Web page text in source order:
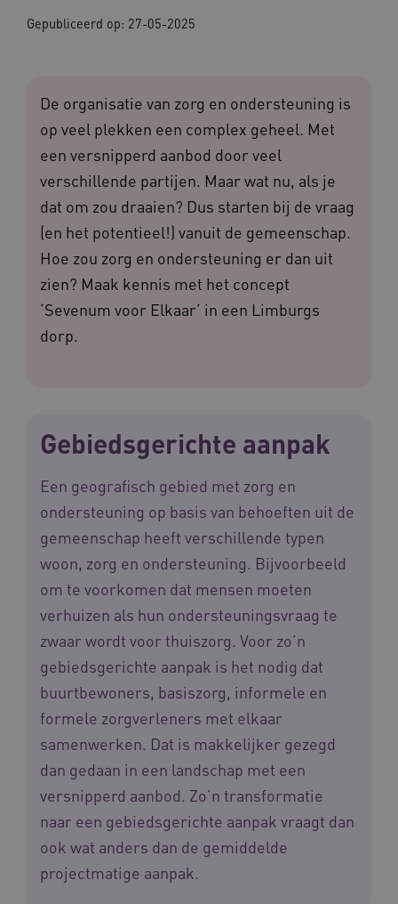
Gepubliceerd op: 27-05-2025
De organisatie van zorg en ondersteuning is
op veel plekken een complex geheel. Met
een versnipperd aanbod door veel
verschillende partijen. Maar wat nu, als je
dat om zou draaien? Dus starten bij de vraag
(en het potentieel!) vanuit de gemeenschap.
Hoe zou zorg en ondersteuning er dan uit
zien? Maak kennis met het concept
‘Sevenum voor Elkaar’ in een Limburgs
dorp.
Gebiedsgerichte aanpak
Een geografisch gebied met zorg en
ondersteuning op basis van behoeften uit de
gemeenschap heeft verschillende typen
woon, zorg en ondersteuning. Bijvoorbeeld
om te voorkomen dat mensen moeten
verhuizen als hun ondersteuningsvraag te
zwaar wordt voor thuiszorg. Voor zo’n
gebiedsgerichte aanpak is het nodig dat
buurtbewoners, basiszorg, informele en
formele zorgverleners met elkaar
samenwerken. Dat is makkelijker gezegd
dan gedaan in een landschap met een
versnipperd aanbod. Zo’n transformatie
naar een gebiedsgerichte aanpak vraagt dan
ook wat anders dan de gemiddelde
projectmatige aanpak.